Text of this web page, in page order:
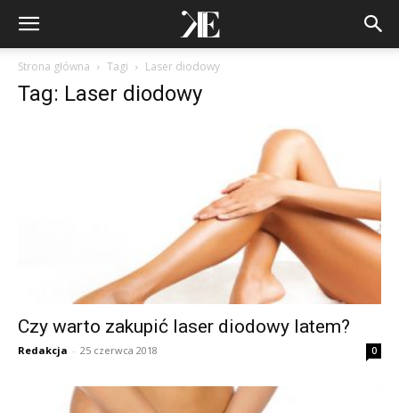
Strona główna Tagi Laser diodowy
Tag: Laser diodowy
Czy warto zakupić laser diodowy latem?
Redakcja - 25 czerwca 2018 0